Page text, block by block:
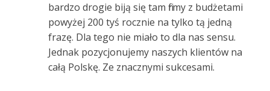
bardzo drogie biją się tam firmy z budżetami
powyżej 200 tyś rocznie na tylko tą jedną
frazę. Dla tego nie miało to dla nas sensu.
Jednak pozycjonujemy naszych klientów na
całą Polskę. Ze znacznymi sukcesami.